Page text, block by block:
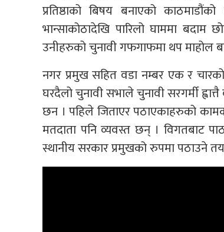
प्रतिष्ठाको बिषय बनाएको
भान्साकोठादेखि पारिलो घाममा बदाम
उनीहरुको चुनावी गफगाफमा थप माहोल
नगर प्रमुख सहित वडा नम्बर एक र
घरदैलो चुनावी सभाले चुनावी सरगर्मी
छन । पहिले जिताएर पठाएकाहरुको
मतदाता पनि व्यवस्त छन् । विगतबाट
स्थानीय सरकार प्रमुखको रुपमा पठाउने